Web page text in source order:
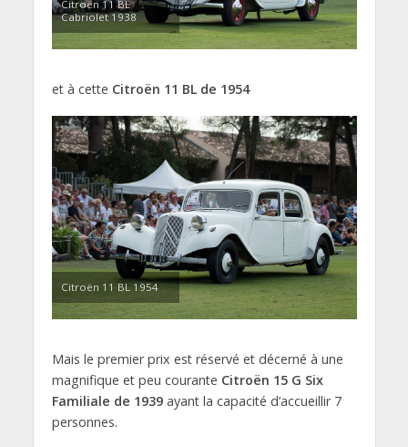
Citroën 11 BL
Cabriolet 1938
et à cette Citroën 11 BL de 1954
Citroën 11 BL 1954
Mais le premier prix est réservé et décerné à une
magnifique et peu courante Citroën 15 G Six
Familiale de 1939ayant la capacité d’accueillir 7
personnes.